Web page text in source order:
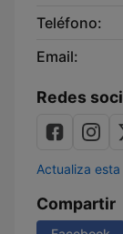
Teléfono:
Email:
Redes
Actualiza
Compartir